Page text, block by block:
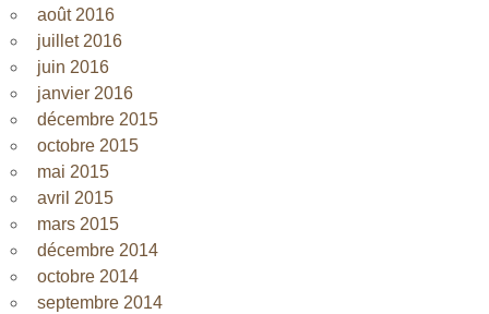
août 2016
juillet 2016
juin 2016
janvier 2016
décembre 2015
octobre 2015
mai 2015
avril 2015
mars 2015
décembre 2014
octobre 2014
septembre 2014